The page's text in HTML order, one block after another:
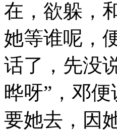
在，欲躲，
她等谁呢，
话了，先没
晔呀”，邓
要她去，因